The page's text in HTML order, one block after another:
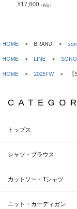
¥17,600 （税込）
HOME BRAND
HOME LINE
HOME 2025FW
トップス
シャツ・ブラウス
カットソー・Tシャツ
ニット・カーディガン